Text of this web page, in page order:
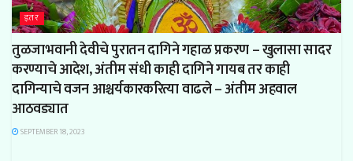
इतर
तुळजाभवानी देवीचे पुरातन दागिने गहाळ प्रकरण – खुलासा सादर
करण्याचे आदेश, अंतीम संधी काही दागिने गायब तर काही
दागिन्याचे वजन आश्चर्यकारकरित्या वाढले – अंतीम अहवाल
आठवड्यात
SEPTEMBER 18, 2023